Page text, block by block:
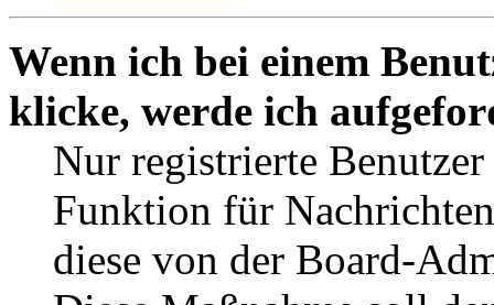
Wenn ich bei einem
klicke, werde ich
Nur registrierte
Funktion für
diese von der Board-